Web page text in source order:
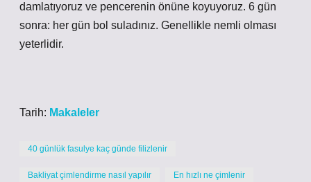
damlatıyoruz ve pencerenin önüne koyuyoruz. 6 gün
sonra: her gün bol suladınız. Genellikle nemli olması
yeterlidir.
Tarih: Makaleler
40 günlük fasulye kaç günde filizlenir
Bakliyat çimlendirme nasıl yapılır En hızlı ne çimlenir